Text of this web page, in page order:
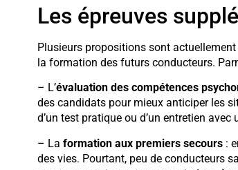
Les épreuves
Plusieurs propositions sont
la formation des futurs conducteurs.
– L’évaluation des compétences
des candidats pour mieux anticiper les
d’un test pratique ou d’un entretien avec
– La formation aux premiers secours:
des vies. Pourtant, peu de conducteurs